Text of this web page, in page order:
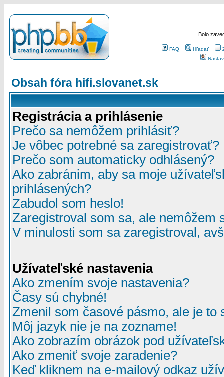
Bolo
FAQ Hľadať
Obsah fóra hifi.slovanet.sk
Registrácia a prihlásenie
Prečo sa nemôžem prihlásiť?
Je vôbec potrebné sa zaregistrovať?
Prečo som automaticky odhlásený?
Ako zabránim, aby sa moje
prihlásených?
Zabudol som heslo!
Zaregistroval som sa, ale nemôžem
V minulosti som sa zaregistroval,
Užívateľské nastavenia
Ako zmením svoje nastavenia?
Časy sú chybné!
Zmenil som časové pásmo, ale je to
Môj jazyk nie je na zozname!
Ako zobrazím obrázok pod
Ako zmeniť svoje zaradenie?
Keď kliknem na e-mailový odkaz